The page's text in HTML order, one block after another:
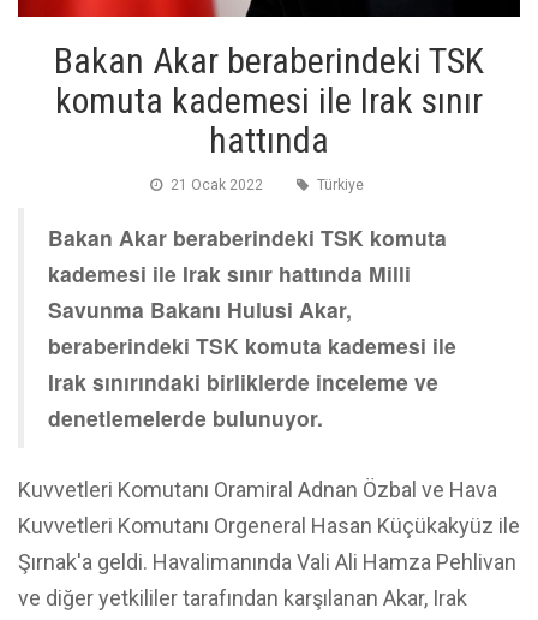
Bakan Akar beraberindeki TSK
komuta kademesi ile Irak sınır
hattında
21 Ocak 2022 Türkiye
Bakan Akar beraberindeki TSK komuta
kademesi ile Irak sınır hattında Milli
Savunma Bakanı Hulusi Akar,
beraberindeki TSK komuta kademesi ile
Irak sınırındaki birliklerde inceleme ve
denetlemelerde bulunuyor.
Kuvvetleri Komutanı Oramiral Adnan Özbal ve Hava
Kuvvetleri Komutanı Orgeneral Hasan Küçükakyüz ile
Şırnak'a geldi. Havalimanında Vali Ali Hamza Pehlivan
ve diğer yetkililer tarafından karşılanan Akar, Irak